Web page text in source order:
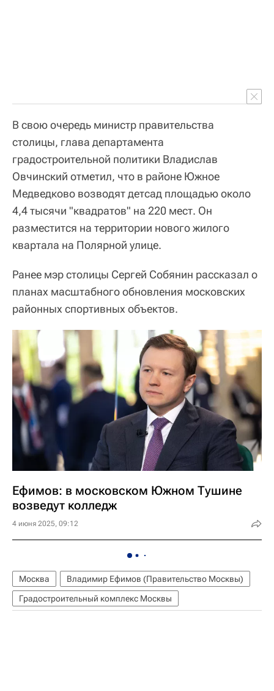
В свою очередь министр правительства
столицы, глава департамента
градостроительной политики Владислав
Овчинский отметил, что в районе Южное
Медведково возводят детсад площадью около
4,4 тысячи "квадратов" на 220 мест. Он
разместится на территории нового жилого
квартала на Полярной улице.
Ранее мэр столицы Сергей Собянин рассказал о
планах масштабного обновления московских
районных спортивных объектов.
Ефимов: в московском Южном Тушине
возведут колледж
4 июня 2025, 09:12
Москва
Владимир Ефимов (Правительство Москвы)
Градостроительный комплекс Москвы